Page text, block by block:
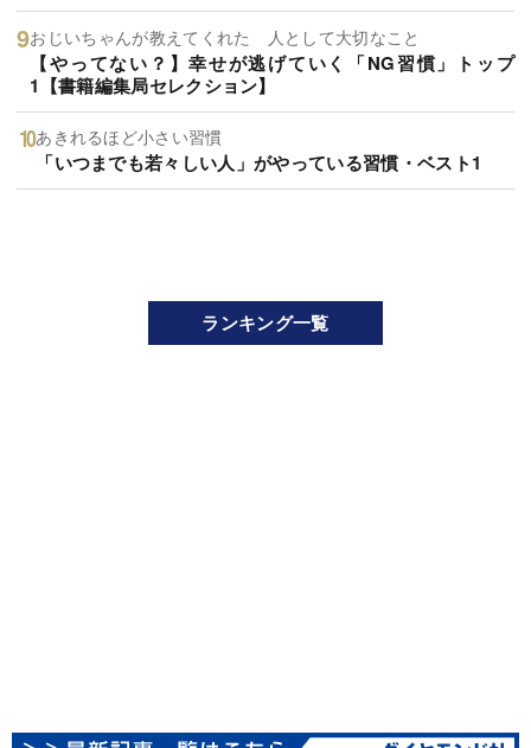
おじいちゃんが教えてくれた 人として大切なこと
【やってない？】幸せが逃げていく「NG習慣」トップ
1【書籍編集局セレクション】
あきれるほど小さい習慣
「いつまでも若々しい人」がやっている習慣・ベスト1
ランキング一覧